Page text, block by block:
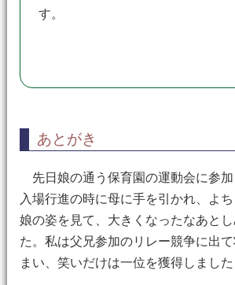
す。
あとがき
先日娘の通う保育園の運動会に参加
入場行進の時に母に手を引かれ、よ
娘の姿を見て、大きくなったなあと
た。私は父兄参加のリレー競争に出
まい、笑いだけは一位を獲得しました